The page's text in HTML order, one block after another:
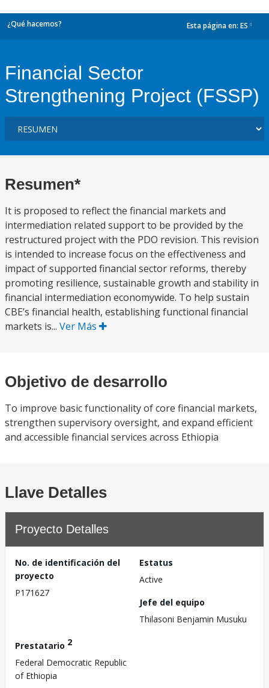
¿Qué hacemos? Esta página en: ES
Financial Sector
Strengthening Project (FSSP)
Resumen*
It is proposed to reflect the financial markets and
intermediation related support to be provided by the
restructured project with the PDO revision. This revision
is intended to increase focus on the effectiveness and
impact of supported financial sector reforms, thereby
promoting resilience, sustainable growth and stability in
financial intermediation economywide. To help sustain
CBE’s financial health, establishing functional financial
markets is... Ver Más
Objetivo de desarrollo
To improve basic functionality of core financial markets,
strengthen supervisory oversight, and expand efficient
and accessible financial services across Ethiopia
Llave Detalles
Proyecto Detalles
No. de identificación del
proyecto
P171627
Estatus
Active
Jefe del equipo
Thilasoni Benjamin Musuku
Prestatario 2
Federal Democratic Republic
of Ethiopia